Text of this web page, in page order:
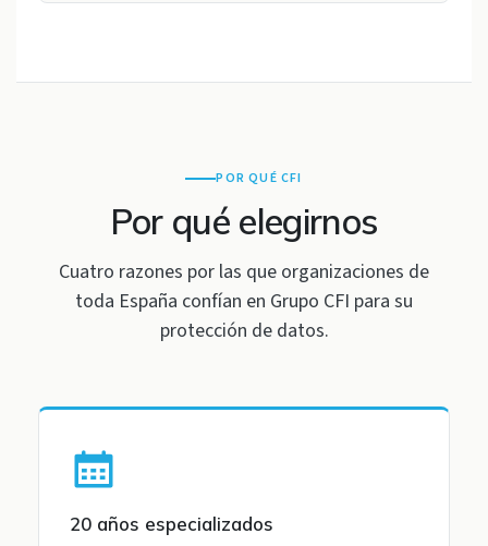
POR QUÉ CFI
Por qué elegirnos
Cuatro razones por las que organizaciones de
toda España confían en Grupo CFI para su
protección de datos.
20 años especializados